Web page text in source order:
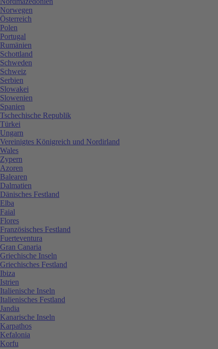
Norwegen
Österreich
Polen
Portugal
Rumänien
Schottland
Schweden
Schweiz
Serbien
Slowakei
Slowenien
Spanien
Tschechische Republik
Türkei
Ungarn
Vereinigtes Königreich und Nordirland
Wales
Zypern
Azoren
Balearen
Dalmatien
Dänisches Festland
Elba
Faial
Flores
Französisches Festland
Fuerteventura
Gran Canaria
Griechische Inseln
Griechisches Festland
Ibiza
Istrien
Italienische Inseln
Italienisches Festland
Jandia
Kanarische Inseln
Karpathos
Kefalonia
Korfu